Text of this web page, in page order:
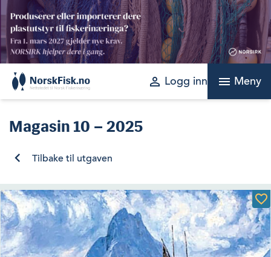
Skip
content
perm_identity Logg inn menu Meny
Magasin 10 – 2025
Tilbake til utgaven